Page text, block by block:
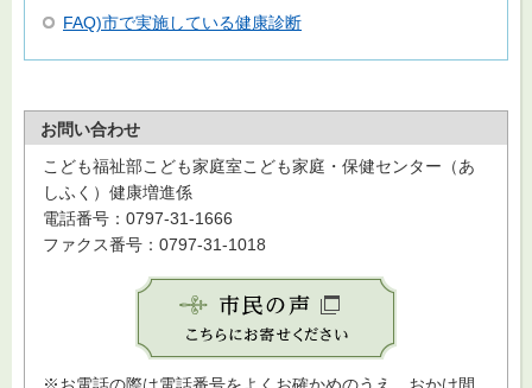
FAQ)市で実施している健康診断
お問い合わせ
こども福祉部こども家庭室こども家庭・保健センター（あ
しふく）健康増進係
電話番号：0797-31-1666
ファクス番号：0797-31-1018
※お電話の際は電話番号をよくお確かめのうえ、おかけ間